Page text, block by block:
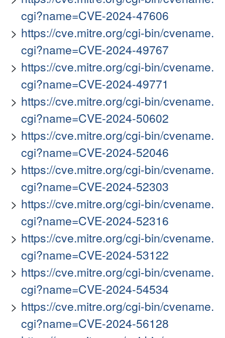
cgi?name=CVE-2024-47606
https://cve.mitre.org/cgi-bin/cvename.
cgi?name=CVE-2024-49767
https://cve.mitre.org/cgi-bin/cvename.
cgi?name=CVE-2024-49771
https://cve.mitre.org/cgi-bin/cvename.
cgi?name=CVE-2024-50602
https://cve.mitre.org/cgi-bin/cvename.
cgi?name=CVE-2024-52046
https://cve.mitre.org/cgi-bin/cvename.
cgi?name=CVE-2024-52303
https://cve.mitre.org/cgi-bin/cvename.
cgi?name=CVE-2024-52316
https://cve.mitre.org/cgi-bin/cvename.
cgi?name=CVE-2024-53122
https://cve.mitre.org/cgi-bin/cvename.
cgi?name=CVE-2024-54534
https://cve.mitre.org/cgi-bin/cvename.
cgi?name=CVE-2024-56128